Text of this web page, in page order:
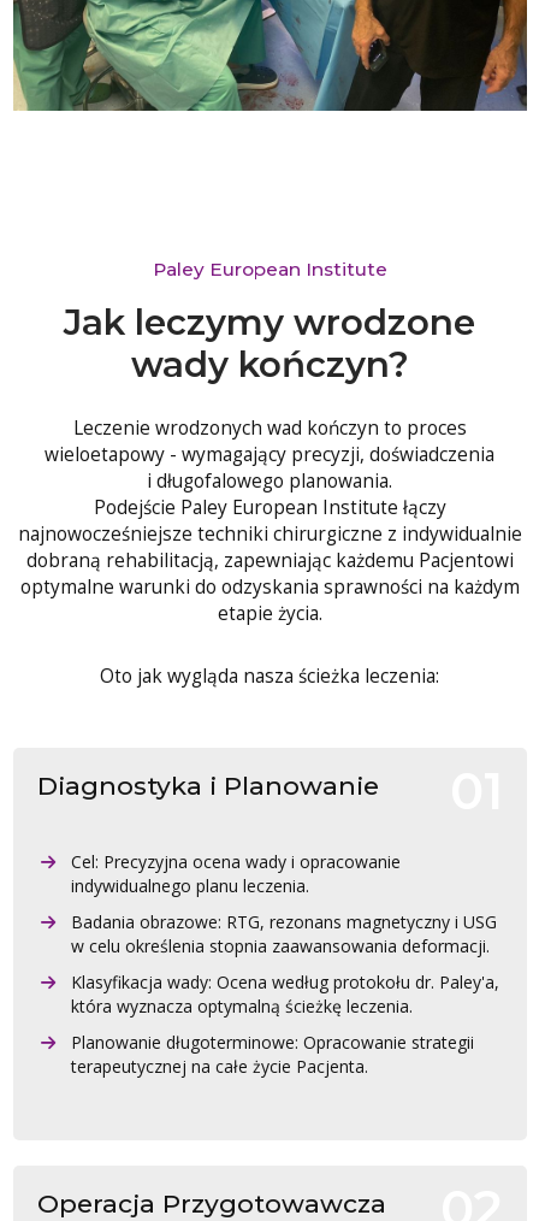
Paley European Institute
Jak leczymy wrodzone
wady kończyn?
Leczenie wrodzonych wad kończyn to proces
wieloetapowy - wymagający precyzji, doświadczenia
i długofalowego planowania.
Podejście Paley European Institute łączy
najnowocześniejsze techniki chirurgiczne z indywidualnie
dobraną rehabilitacją, zapewniając każdemu Pacjentowi
optymalne warunki do odzyskania sprawności na każdym
etapie życia.
Oto jak wygląda nasza ścieżka leczenia:
Diagnostyka i Planowanie
Cel: Precyzyjna ocena wady i opracowanie
indywidualnego planu leczenia.
Badania obrazowe: RTG, rezonans magnetyczny i USG
w celu określenia stopnia zaawansowania deformacji.
Klasyfikacja wady: Ocena według protokołu dr. Paley'a,
która wyznacza optymalną ścieżkę leczenia.
Planowanie długoterminowe: Opracowanie strategii
terapeutycznej na całe życie Pacjenta.
Operacja Przygotowawcza